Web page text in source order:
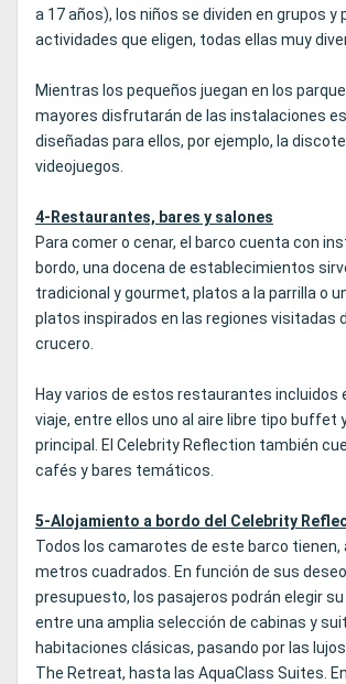
a 17 años), los niños se dividen en grupos y
actividades que eligen, todas ellas muy
Mientras los pequeños juegan en los
mayores disfrutarán de las instalaciones
diseñadas para ellos, por ejemplo, la
videojuegos.
4-Restaurantes, bares y salones
Para comer o cenar, el barco cuenta con
bordo, una docena de establecimientos
tradicional y gourmet, platos a la parrilla o
platos inspirados en las regiones visitadas
crucero.
Hay varios de estos restaurantes incluidos
viaje, entre ellos uno al aire libre tipo buffet
principal. El Celebrity Reflection también
cafés y bares temáticos.
5-Alojamiento a bordo del Celebrity
Todos los camarotes de este barco tienen,
metros cuadrados. En función de sus
presupuesto, los pasajeros podrán elegir
entre una amplia selección de cabinas y
habitaciones clásicas, pasando por las
The Retreat, hasta las AquaClass Suites.